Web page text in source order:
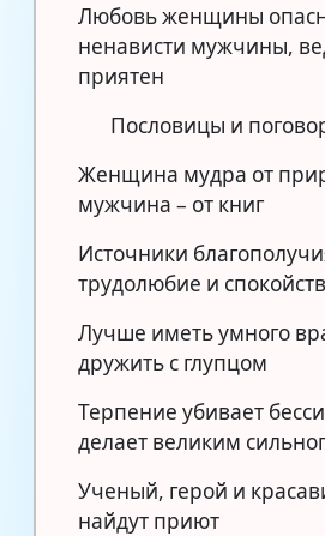
Любовь женщины
ненависти мужчины,
приятен
Пословицы и
Женщина мудра от
мужчина – от книг
Источники
трудолюбие и
Лучше иметь умного
дружить с глупцом
Терпение убивает
делает великим
Ученый, герой и
найдут приют